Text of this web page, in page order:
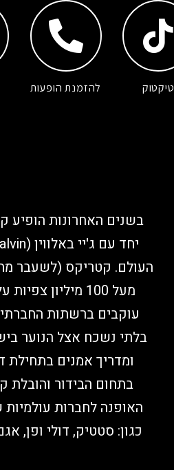
טיקטוק להזמנת הופעות
בשנים האחרונות הופיע
העולם. קטריקס (לשעבר
מעל 100 מיליון
ומדריך אמנים בתחילת
בתחום הבידור והובלת
האופנה לחברות
כגון: סטטיק, דולי ופן,